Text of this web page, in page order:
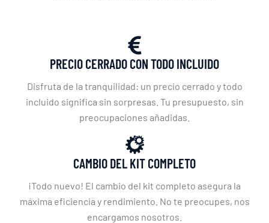
PRECIO CERRADO CON TODO INCLUIDO
Disfruta de la tranquilidad: un precio cerrado y todo
incluido significa sin sorpresas. Tu presupuesto, sin
preocupaciones añadidas.
CAMBIO DEL KIT COMPLETO
¡Todo nuevo! El cambio del kit completo asegura la
máxima eficiencia y rendimiento. No te preocupes, nos
encargamos nosotros.